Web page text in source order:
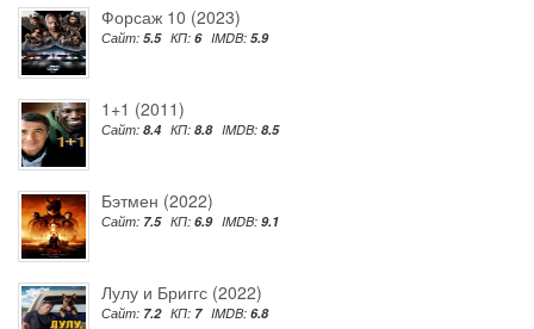
Форсаж 10 (2023)
Сайт: 5.5 КП: 6 IMDB: 5.9
1+1 (2011)
Сайт: 8.4 КП: 8.8 IMDB: 8.5
Бэтмен (2022)
Сайт: 7.5 КП: 6.9 IMDB: 9.1
Лулу и Бриггс (2022)
Сайт: 7.2 КП: 7 IMDB: 6.8